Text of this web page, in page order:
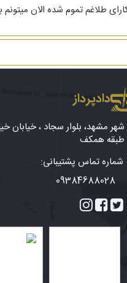
کرده من کارای طلاغم تموم شده الان
دادپرداز
طبقه همکف
شماره تماس پشتیبانی:
09384688028